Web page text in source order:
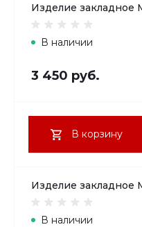
Изделие закладное
В наличии
3 450 руб.
В корзину
Изделие закладное
В наличии